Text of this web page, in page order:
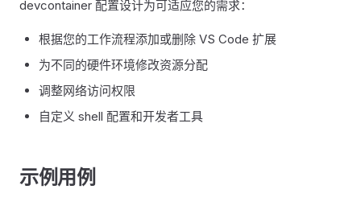
devcontainer 配置设计为可适应您的需求：
根据您的工作流程添加或删除 VS Code 扩展
为不同的硬件环境修改资源分配
调整网络访问权限
自定义 shell 配置和开发者工具
示例用例